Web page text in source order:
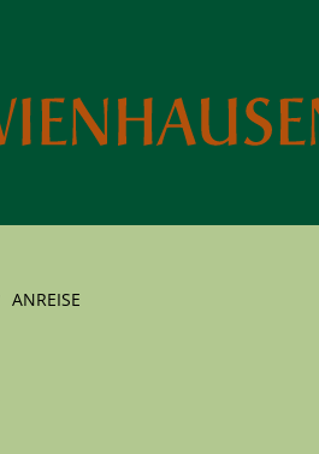
ANREISE